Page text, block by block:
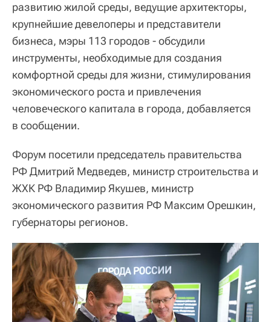
развитию жилой среды, ведущие архитекторы,
крупнейшие девелоперы и представители
бизнеса, мэры 113 городов - обсудили
инструменты, необходимые для создания
комфортной среды для жизни, стимулирования
экономического роста и привлечения
человеческого капитала в города, добавляется
в сообщении.
Форум посетили председатель правительства
РФ Дмитрий Медведев, министр строительства и
ЖХК РФ Владимир Якушев, министр
экономического развития РФ Максим Орешкин,
губернаторы регионов.